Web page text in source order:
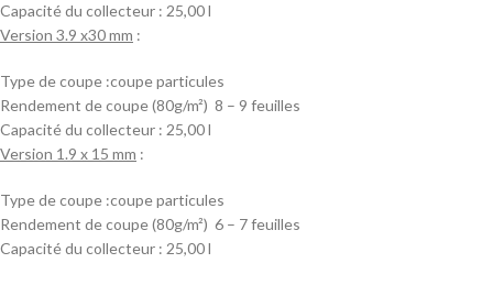
Capacité du collecteur : 25,00 l
Version 3.9 x30 mm :
Type de coupe :coupe particules
Rendement de coupe (80g/m²) 8 – 9 feuilles
Capacité du collecteur : 25,00 l
Version 1.9 x 15 mm :
Type de coupe :coupe particules
Rendement de coupe (80g/m²) 6 – 7 feuilles
Capacité du collecteur : 25,00 l